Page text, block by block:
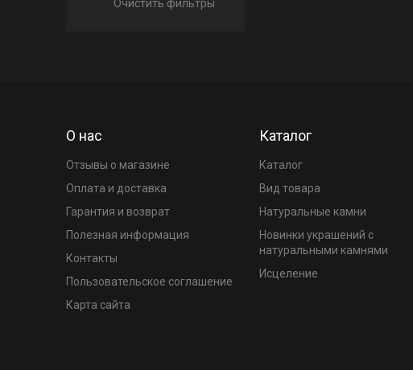
Очистить фильтры
О нас
Отзывы о магазине
Оплата и доставка
Гарантия и возврат
Полезная информация
Контакты
Пользовательское соглашение
Карта сайта
Каталог
Каталог
Вид товара
Натуральные камни
Новинки украшений с
натуральными камнями
Исцеление